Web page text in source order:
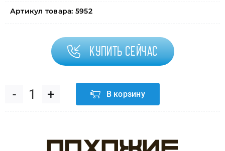
Артикул товара: 5952
Купить сейчас
Количество
В корзину